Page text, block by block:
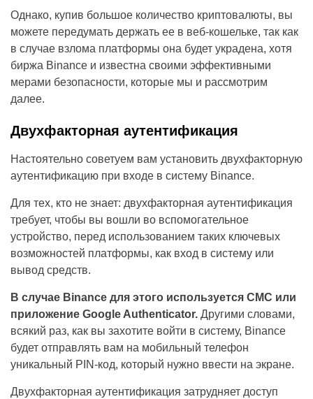
Однако, купив большое количество криптовалюты, вы
можете передумать держать ее в веб-кошельке, так как
в случае взлома платформы она будет украдена, хотя
биржа Binance и известна своими эффективными
мерами безопасности, которые мы и рассмотрим
далее.
Двухфакторная аутентификация
Настоятельно советуем вам установить двухфакторную
аутентификацию при входе в систему Binance.
Для тех, кто не знает: двухфакторная аутентификация
требует, чтобы вы вошли во вспомогательное
устройство, перед использованием таких ключевых
возможностей платформы, как вход в систему или
вывод средств.
В случае Binance для этого используется СМС или
приложение Google Authenticator. Другими словами,
всякий раз, как вы захотите войти в систему, Binance
будет отправлять вам на мобильный телефон
уникальный PIN-код, который нужно ввести на экране.
Двухфакторная аутентификация затрудняет доступ